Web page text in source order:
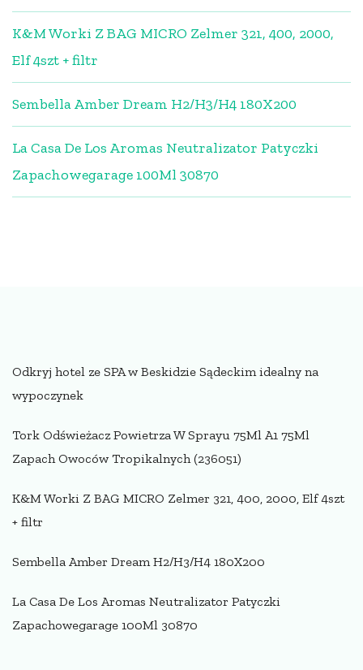
K&M Worki Z BAG MICRO Zelmer 321, 400, 2000,
Elf 4szt + filtr
Sembella Amber Dream H2/H3/H4 180X200
La Casa De Los Aromas Neutralizator Patyczki
Zapachowegarage 100Ml 30870
Odkryj hotel ze SPA w Beskidzie Sądeckim idealny na
wypoczynek
Tork Odświeżacz Powietrza W Sprayu 75Ml A1 75Ml
Zapach Owoców Tropikalnych (236051)
K&M Worki Z BAG MICRO Zelmer 321, 400, 2000, Elf 4szt
+ filtr
Sembella Amber Dream H2/H3/H4 180X200
La Casa De Los Aromas Neutralizator Patyczki
Zapachowegarage 100Ml 30870